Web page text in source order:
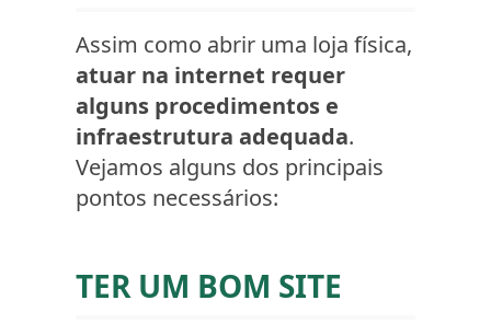
Assim como abrir uma loja física,
atuar na internet requer
alguns procedimentos e
infraestrutura adequada.
Vejamos alguns dos principais
pontos necessários:
TER UM BOM SITE